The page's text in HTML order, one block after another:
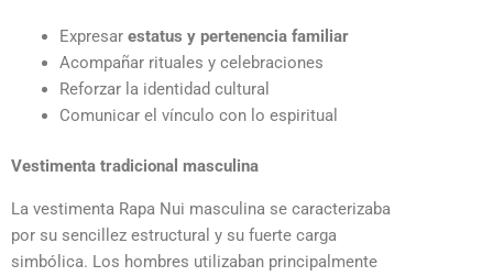
Expresar estatus y pertenencia familiar
Acompañar rituales y celebraciones
Reforzar la identidad cultural
Comunicar el vínculo con lo espiritual
Vestimenta tradicional masculina
La vestimenta Rapa Nui masculina se caracterizaba
por su sencillez estructural y su fuerte carga
simbólica. Los hombres utilizaban principalmente